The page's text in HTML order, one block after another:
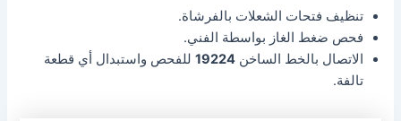
تنظيف فتحات الشعلات بالفرشاة.
فحص ضغط الغاز بواسطة الفني.
الاتصال بالخط الساخن19224 للفحص واستبدال أي قطعة
تالفة.